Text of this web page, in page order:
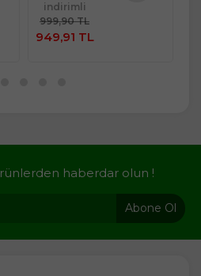
indirimli
999,90 TL
949,91 TL
haberdar olun !
Abone Ol